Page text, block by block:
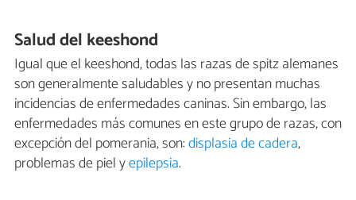
Salud del keeshond
Igual que el keeshond, todas las razas de spitz alemanes
son generalmente saludables y no presentan muchas
incidencias de enfermedades caninas. Sin embargo, las
enfermedades más comunes en este grupo de razas, con
excepción del pomerania, son:displasia de cadera,
problemas de piel yepilepsia.